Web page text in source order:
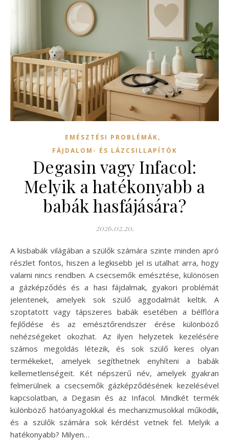
EMÉSZTÉSI PROBLÉMÁK,
FÁJDALOM- ÉS LÁZCSILLAPÍTÓK
Degasin vagy Infacol:
Melyik a hatékonyabb a
babák hasfájására?
2026.02.20.
A kisbabák világában a szülők számára szinte minden apró
részlet fontos, hiszen a legkisebb jel is utalhat arra, hogy
valami nincs rendben. A csecsemők emésztése, különösen
a gázképződés és a hasi fájdalmak, gyakori problémát
jelentenek, amelyek sok szülő aggodalmát keltik. A
szoptatott vagy tápszeres babák esetében a bélflóra
fejlődése és az emésztőrendszer érése különböző
nehézségeket okozhat. Az ilyen helyzetek kezelésére
számos megoldás létezik, és sok szülő keres olyan
termékeket, amelyek segíthetnek enyhíteni a babák
kellemetlenségeit. Két népszerű név, amelyek gyakran
felmerülnek a csecsemők gázképződésének kezelésével
kapcsolatban, a Degasin és az Infacol. Mindkét termék
különböző hatóanyagokkal és mechanizmusokkal működik,
és a szülők számára sok kérdést vetnek fel. Melyik a
hatékonyabb? Milyen…